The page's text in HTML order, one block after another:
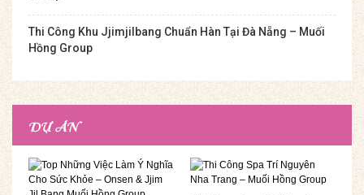
Thi Công Khu Jjimjilbang Chuẩn Hàn Tại Đà Nẵng – Muối
Hồng Group
DỰ ÁN